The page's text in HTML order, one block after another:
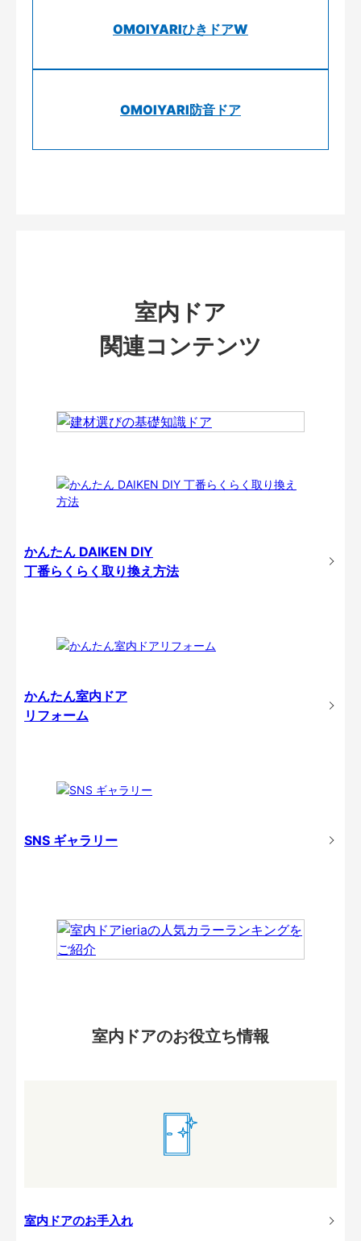
OMOIYARIひきドアW
OMOIYARI防音ドア
室内ドア
関連コンテンツ
かんたん DAIKEN DIY
丁番らくらく取り換え方法
かんたん室内ドア
リフォーム
SNS ギャラリー
室内ドアのお役立ち情報
室内ドアのお手入れ